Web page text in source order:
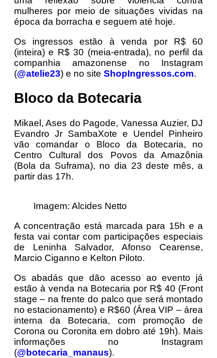
mulheres por meio de situações vividas na
época da borracha e seguem até hoje.
Os ingressos estão à venda por R$ 60
(inteira) e R$ 30 (meia-entrada), no perfil da
companhia amazonense no Instagram
(@atelie23) e no site ShopIngressos.com.
Bloco da Botecaria
Mikael, Ases do Pagode, Vanessa Auzier, DJ
Evandro Jr SambaXote e Uendel Pinheiro
vão comandar o Bloco da Botecaria, no
Centro Cultural dos Povos da Amazônia
(Bola da Suframa), no dia 23 deste mês, a
partir das 17h.
Imagem: Alcides Netto
A concentração está marcada para 15h e a
festa vai contar com participações especiais
de Leninha Salvador, Afonso Cearense,
Marcio Ciganno e Kelton Piloto.
Os abadás que dão acesso ao evento já
estão à venda na Botecaria por R$ 40 (Front
stage – na frente do palco que será montado
no estacionamento) e R$60 (Área VIP – área
interna da Botecaria, com promoção de
Corona ou Coronita em dobro até 19h). Mais
informações no Instagram
(@botecaria_manaus).